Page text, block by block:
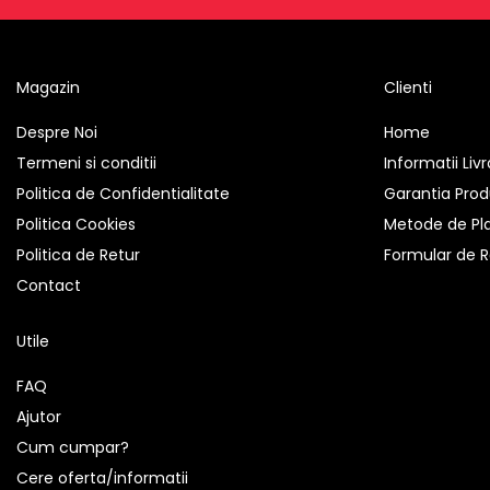
Accesorii retelistica
PDU
UPS & Stabilizatoare
UPS-uri
Baterii UPS
Accesorii UPS
SSD enterprise
HDD enterprise
DAS (Direct Attached Storage)
Magazin
Despre Noi
Termeni si conditii
Politica de Confidentialitate
Politica Cookies
Politica de Retur
Contact
Utile
FAQ
Ajutor
Cum cumpar?
Cere oferta/informatii
Clienti
Home
Informatii
Garantia
Metode de
Formular de